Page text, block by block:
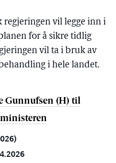
vil legge inn i
for å sikre tidlig
vil ta i bruk av
i hele landet.
Gunnufsen (H) til